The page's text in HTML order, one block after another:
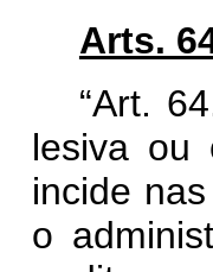
Arts.
“Art.
lesiva ou
incide
o